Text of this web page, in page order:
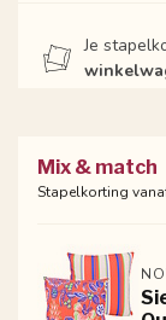
Je
Mix & match
Stapelkorting